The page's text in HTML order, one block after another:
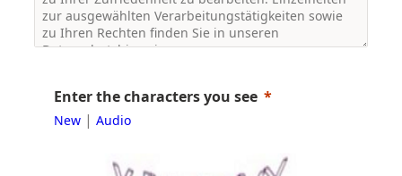
Enter the characters you see
New | Audio